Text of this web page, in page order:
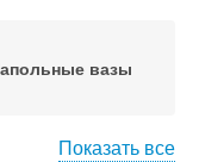
вазы
Показать все